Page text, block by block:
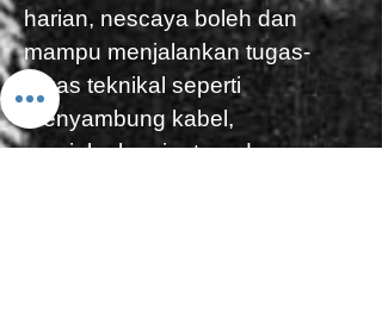
harian, nescaya boleh dan
mampu menjalankan tugas-
tugas teknikal seperti
menyambung kabel,
menjalankan jentera dan